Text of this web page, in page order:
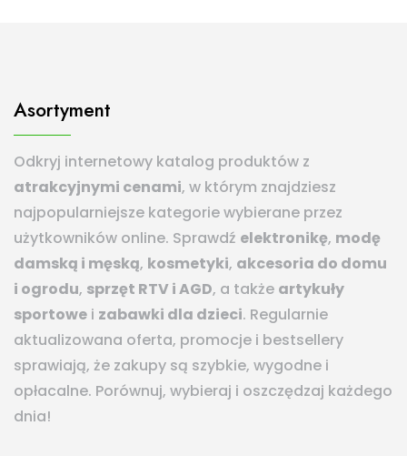
Asortyment
Odkryj internetowy katalog produktów z
atrakcyjnymi cenami, w którym znajdziesz
najpopularniejsze kategorie wybierane przez
użytkowników online. Sprawdź elektronikę, modę
damską i męską, kosmetyki, akcesoria do domu
i ogrodu, sprzęt RTV i AGD, a także artykuły
sportowe i zabawki dla dzieci. Regularnie
aktualizowana oferta, promocje i bestsellery
sprawiają, że zakupy są szybkie, wygodne i
opłacalne. Porównuj, wybieraj i oszczędzaj każdego
dnia!